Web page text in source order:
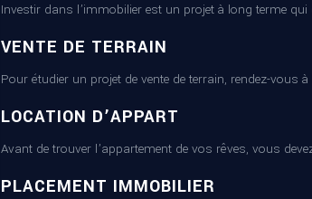
Investir dans l’immobilier est un projet à long terme
VENTE DE TERRAIN
Pour étudier un projet de vente de terrain, rendez-
LOCATION D’APPART
Avant de trouver l’appartement de vos rêves, vous
PLACEMENT IMMOBILIER